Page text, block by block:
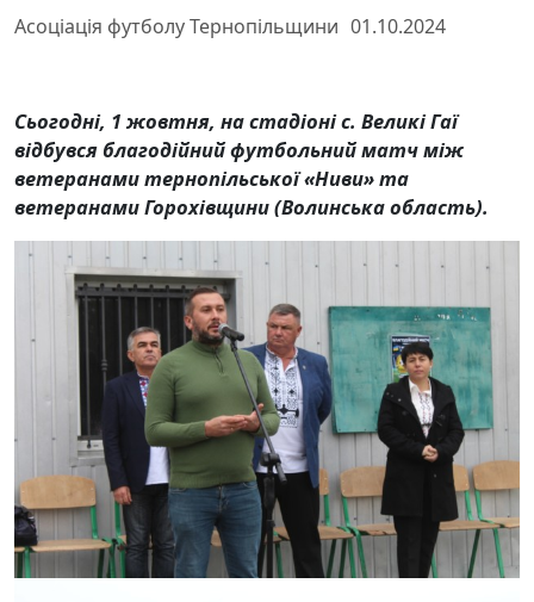
Асоціація футболу Тернопільщини 01.10.2024
Сьогодні, 1 жовтня, на стадіоні с. Великі Гаї
відбувся благодійний футбольний матч між
ветеранами тернопільської «Ниви» та
ветеранами Горохівщини (Волинська область).